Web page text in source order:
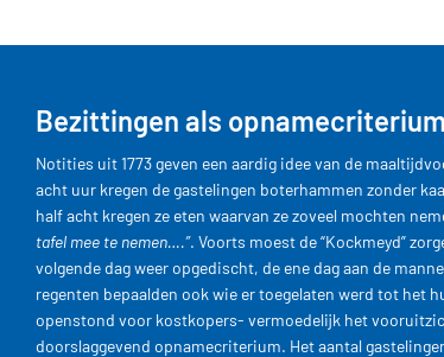
Bezittingen als opnamecriterium
Notities uit 1773 geven een aardig idee van de
acht uur kregen de gastelingen boterhammen zonder
half acht kregen ze eten waarvan ze zoveel mochten
tafel mee te nemen….”. Voorts moest de “Kockmeyd”
volgende dag weer opgedischt, de ene dag aan de
regenten bepaalden ook wie er toegelaten werd tot het
openstond voor kostkopers- vermoedelijk het
doorslaggevend opnamecriterium. Het aantal